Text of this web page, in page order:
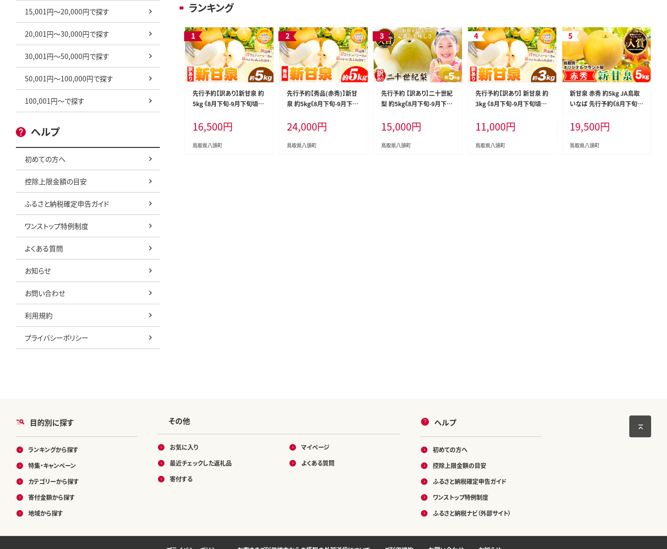
15,001円～20,000円で探す
20,001円～30,000円で探す
30,001円～50,000円で探す
50,001円～100,000円で探す
100,001円～で探す
ヘルプ
初めての方へ
控除上限金額の目安
ふるさと納税確定申告ガイド
ワンストップ特例制度
よくある質問
お知らせ
お問い合わせ
利用規約
プライバシーポリシー
ランキング
先行予約【訳あり】新甘泉 約
5kg 《8月下旬-9月下旬頃出
用 鳥取県 八頭町 なし 果物
フルーツ 特産品 送料無料
果汁 デザート 八頭 ---yazu
16,500円
鳥取県八頭町
先行予約【秀品(赤秀)】新甘
泉 約5kg《8月下旬-9月下旬
し 果物 フルーツ 特産品 秀
品 赤秀 贈答用 先行予約 送
料無料 果汁 デザート---yaz
24,000円
鳥取県八頭町
先行予約 【訳あり】二十世紀
梨 約5kg《8月下旬-9月下旬
庭用 旬 二十世紀 鳥取県 八
頭町 なし 果物 フルーツ 特
産品 送料無料 果汁 デザー
15,000円
鳥取県八頭町
先行予約【訳あり】 新甘泉 約
3kg 《8月下旬-9月下旬頃出
用 鳥取県 八頭町 なし 果物
フルーツ 特産品 送料無料
果汁 デザート 八頭 梨 訳あ
11,000円
鳥取県八頭町
新甘泉 赤秀 約5kg JA鳥取
いなば 先行予約《8月下旬‐
町 梨 なし 果物 しんかんせ
ん フルーツ ふるさと納税 送
料無料 果実 果汁 常温便---y
19,500円
鳥取県八頭町
目的別に探す
ランキングから探す
特集・キャンペーン
カテゴリーから探す
寄付金額から探す
地域から探す
その他
お気に入り
最近チェックした返礼品
寄付する
マイページ
よくある質問
ヘルプ
初めての方へ
控除上限金額の目安
ふるさと納税確定申告ガイド
ワンストップ特例制度
ふるさと納税ナビ（外部サイト）